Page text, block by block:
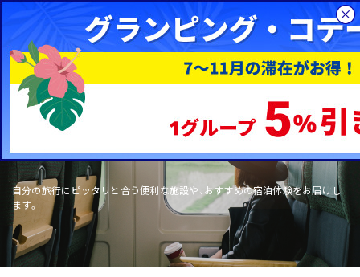
総合旅行サイトHIS
自分の旅行にピッタリと合う便利な施設や、おすすめの宿泊体験をお届けし
ます。